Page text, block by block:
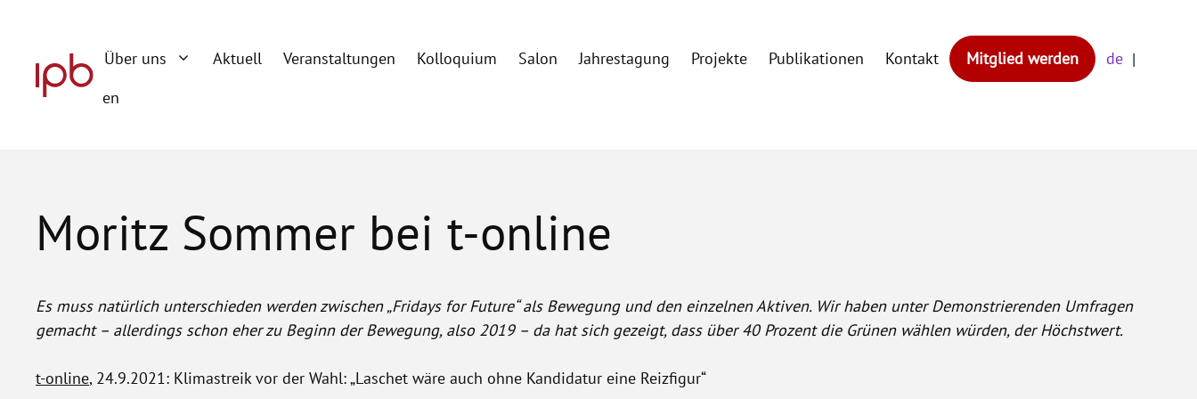
springen
Über uns Aktuell Veranstaltungen Kolloquium Salon Jahrestagung Projekte Publikationen Kontakt Mitglied werden
de
en
Moritz Sommer bei t-online
Es muss natürlich unterschieden werden zwischen „Fridays for Future“ als Bewegung und den einzelnen Aktiven. Wir haben unter Demonstrierenden Umfragen
gemacht – allerdings schon eher zu Beginn der Bewegung, also 2019 – da hat sich gezeigt, dass über 40 Prozent die Grünen wählen würden, der Höchstwert.
t-online, 24.9.2021: Klimastreik vor der Wahl: „Laschet wäre auch ohne Kandidatur eine Reizfigur“